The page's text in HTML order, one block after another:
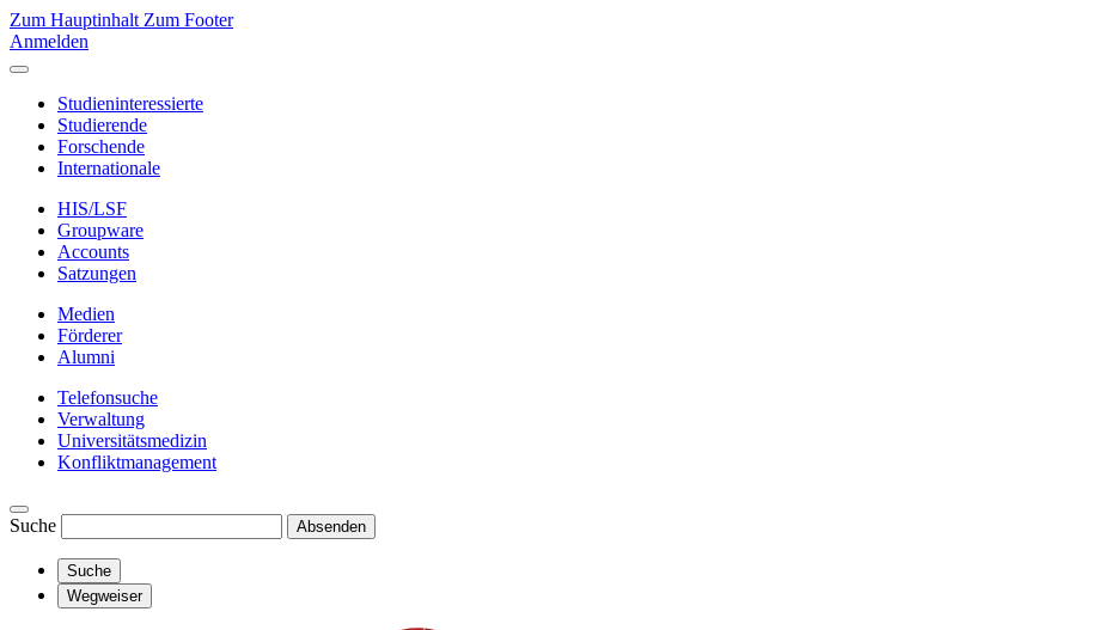
Zum Hauptinhalt Zum Footer
Anmelden
Studieninteressierte
Studierende
Forschende
Internationale
HIS/LSF
Groupware
Accounts
Satzungen
Medien
Förderer
Alumni
Telefonsuche
Verwaltung
Universitätsmedizin
Konfliktmanagement
Suche Absenden
Suche
Wegweiser